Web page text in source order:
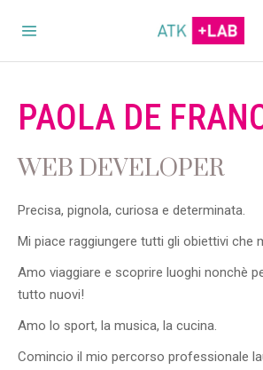
PAOLA DE
WEB DEVELOPER
Precisa, pignola, curiosa e determinata.
Mi piace raggiungere tutti gli obiettivi che
Amo viaggiare e scoprire luoghi nonchè
tutto nuovi!
Amo lo sport, la musica, la cucina.
Comincio il mio percorso professionale